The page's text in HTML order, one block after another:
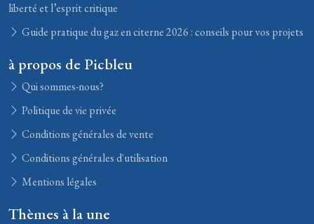
liberté et l’esprit critique
Guide pratique du gaz en citerne 2026 : conseils pour vos projets
à propos de Picbleu
Qui sommes-nous?
Politique de vie privée
Conditions générales de vente
Conditions générales d'utilisation
Mentions légales
Thèmes à la une